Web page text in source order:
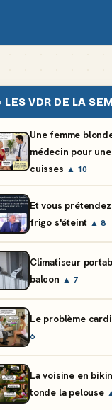
LES VDR DE LA
Une femme
médecin pour
cuisses ▲ 10
Et vous
frigo s'éteint ▲ 8
Climatiseur
balcon ▲ 7
Le problème
6
La voisine en
tonde la pelouse